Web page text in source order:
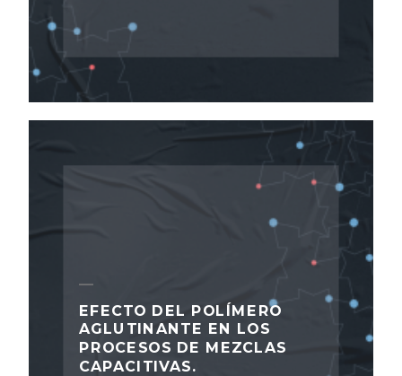
EFECTO DEL POLÍMERO
AGLUTINANTE EN LOS
PROCESOS DE MEZCLAS
CAPACITIVAS.